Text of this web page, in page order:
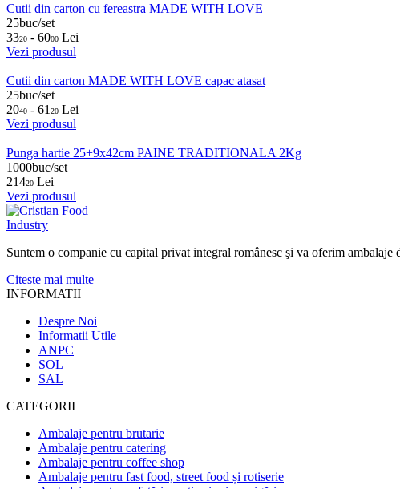
Cutii din carton cu fereastra MADE WITH LOVE
25buc/set
3320 - 6000 Lei
Vezi produsul
Cutii din carton MADE WITH LOVE capac atasat
25buc/set
2040 - 61 20 Lei
Vezi produsul
Punga hartie 25+9x42cm PAINE TRADITIONALA 2Kg
1000buc/set
21420 Lei
Vezi produsul
Suntem o companie cu capital privat integral românesc şi va oferim
Citeste mai multe
INFORMATII
Despre Noi
Informatii Utile
ANPC
SOL
SAL
CATEGORII
Ambalaje pentru brutarie
Ambalaje pentru catering
Ambalaje pentru coffee shop
Ambalaje pentru fast food, street food și rotiserie